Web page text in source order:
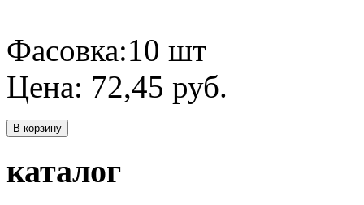
Фасовка:10 шт
Цена: 72,45 руб.
В корзину
каталог